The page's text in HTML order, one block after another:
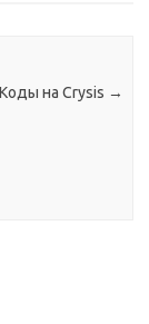
Коды на Crysis →